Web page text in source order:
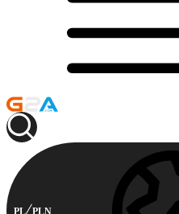
PL PLN